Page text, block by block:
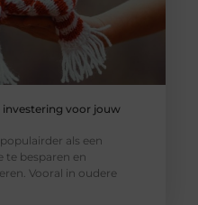
investering voor jouw
als een
te besparen en
Vooral in oudere